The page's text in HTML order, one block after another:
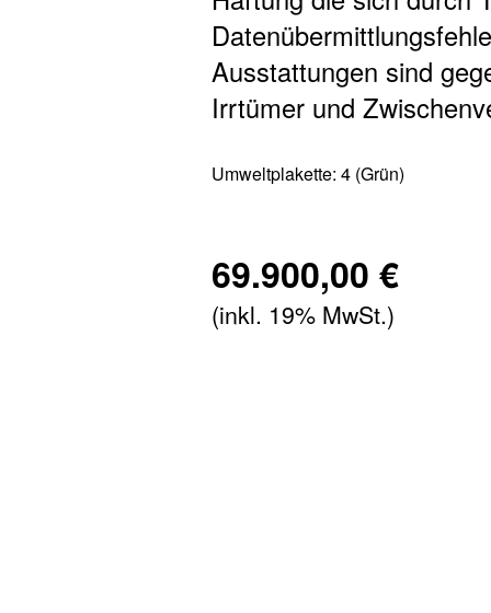
Ausstattungen sind
Irrtümer und
Umweltplakette: 4 (Grün)
69.900,00 €
(inkl. 19% MwSt.)